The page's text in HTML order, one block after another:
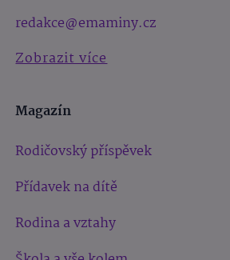
redakce@emaminy.cz
Zobrazit více
Magazín
Rodičovský příspěvek
Přídavek na dítě
Rodina a vztahy